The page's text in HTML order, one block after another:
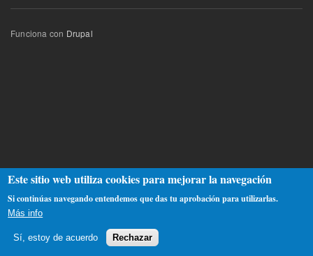
Funciona con Drupal
Este sitio web utiliza cookies para mejorar la navegación
Si continúas navegando entendemos que das tu aprobación para utilizarlas.
Más info
Sí, estoy de acuerdo Rechazar